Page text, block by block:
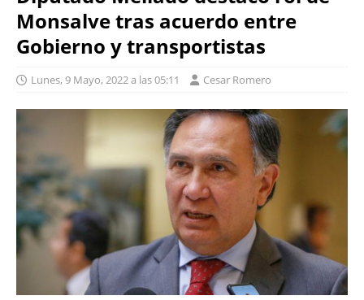
Monsalve tras acuerdo entre
Gobierno y transportistas
Lunes, 9 Mayo, 2022 a las 05:11 Cesar Romero